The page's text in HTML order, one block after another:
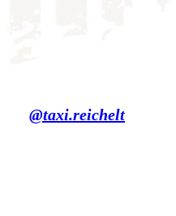
@taxi.reichelt